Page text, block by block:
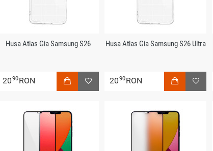
Husa Atlas Gia Samsung S26
2090RON
Husa Atlas Gia Samsung S26 Ultra
2090RON